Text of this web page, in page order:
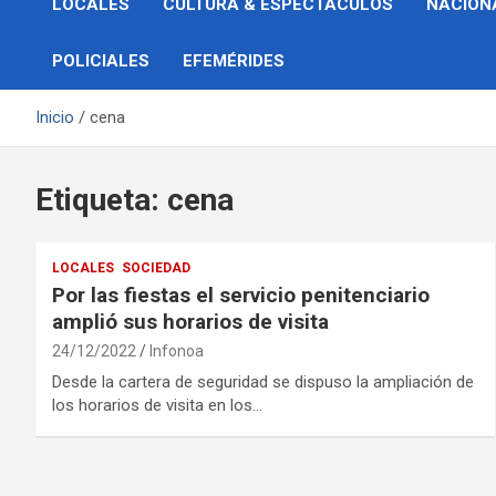
LOCALES CULTURA & ESPECTÁCULOS
POLICIALES EFEMÉRIDES
Inicio cena
Etiqueta: cena
LOCALES SOCIEDAD
Por las fiestas el servicio penitenciario
amplió sus horarios de visita
24/12/2022 Infonoa
Desde la cartera de seguridad se dispuso la ampliación de
los horarios de visita en los…